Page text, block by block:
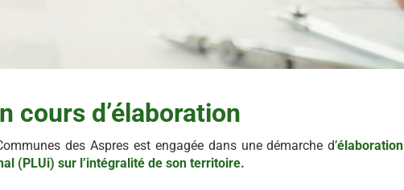
cours d’élaboration
des Aspres est engagée dans une démarche d’élaboration
(PLUi) sur l’intégralité de son territoire.